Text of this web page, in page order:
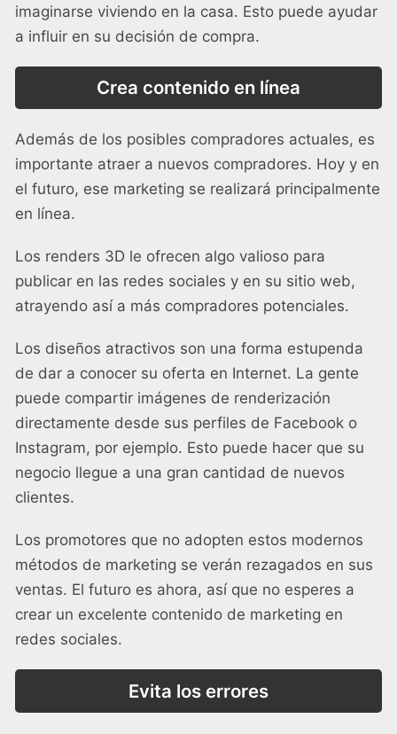
imaginarse viviendo en la casa. Esto puede ayudar
a influir en su decisión de compra.
Crea contenido en línea
Además de los posibles compradores actuales, es
importante atraer a nuevos compradores. Hoy y en
el futuro, ese marketing se realizará principalmente
en línea.
Los renders 3D le ofrecen algo valioso para
publicar en las redes sociales y en su sitio web,
atrayendo así a más compradores potenciales.
Los diseños atractivos son una forma estupenda
de dar a conocer su oferta en Internet. La gente
puede compartir imágenes de renderización
directamente desde sus perfiles de Facebook o
Instagram, por ejemplo. Esto puede hacer que su
negocio llegue a una gran cantidad de nuevos
clientes.
Los promotores que no adopten estos modernos
métodos de marketing se verán rezagados en sus
ventas. El futuro es ahora, así que no esperes a
crear un excelente contenido de marketing en
redes sociales.
Evita los errores